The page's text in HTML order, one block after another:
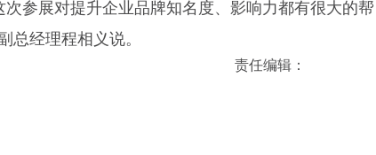
参展对提升企业品牌知名度、影响力都有很大的帮
总经理程相义说。
责任编辑：